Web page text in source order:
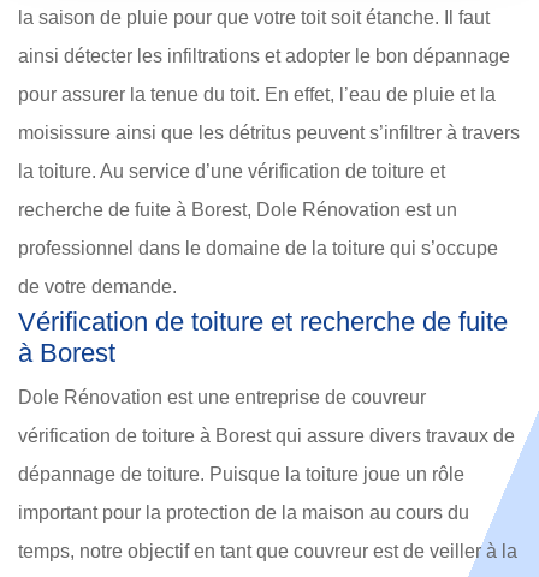
la saison de pluie pour que votre toit soit étanche. Il faut
ainsi détecter les infiltrations et adopter le bon dépannage
pour assurer la tenue du toit. En effet, l’eau de pluie et la
moisissure ainsi que les détritus peuvent s’infiltrer à travers
la toiture. Au service d’une vérification de toiture et
recherche de fuite à Borest, Dole Rénovation est un
professionnel dans le domaine de la toiture qui s’occupe
de votre demande.
Vérification de toiture et recherche de fuite
à Borest
Dole Rénovation est une entreprise de couvreur
vérification de toiture à Borest qui assure divers travaux de
dépannage de toiture. Puisque la toiture joue un rôle
important pour la protection de la maison au cours du
temps, notre objectif en tant que couvreur est de veiller à la